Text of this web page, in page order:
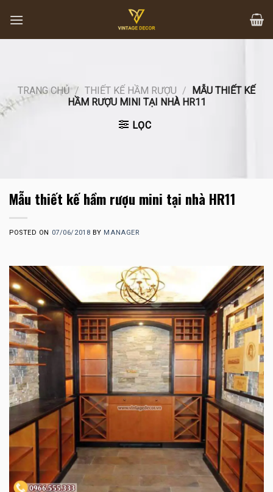
content
TRANG CHỦ / THIẾT KẾ HẦM RƯỢU / MẪU THIẾT KẾ
HẦM RƯỢU MINI TẠI NHÀ HR11
LỌC
Mẫu thiết kế hầm rượu mini tại nhà HR11
POSTED ON 07/06/2018 BY MANAGER